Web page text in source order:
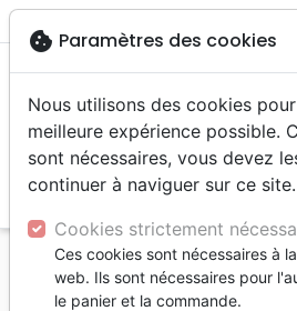
menu
Accueil Jeunesse
Bibles
AVENTURES DE CLAUDE ET
cookie Paramètres des cookies
Nous utilisons des cookies
meilleure expérience possible.
sont nécessaires, vous devez
continuer à naviguer sur ce site.
Cookies strictement
Ces cookies sont nécessaires à
web. Ils sont nécessaires pour
le panier et la commande.